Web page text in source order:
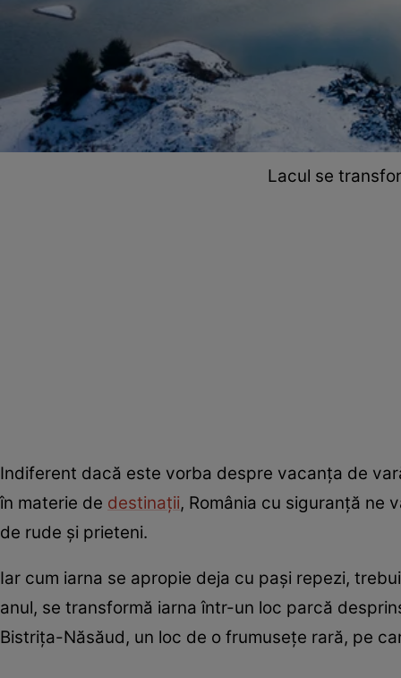
Lacul se
Indiferent dacă este vorba despre vacanța de
în materie de destinații, România cu siguranță ne
de rude și prieteni.
Iar cum iarna se apropie deja cu pași repezi,
anul, se transformă iarna într-un loc parcă
Bistrița-Năsăud, un loc de o frumusețe rară, pe